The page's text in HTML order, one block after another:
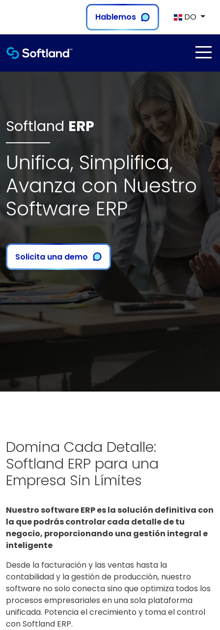
Hablemos DO
Softland ERP
Unifica, Simplifica,
Avanza con Nuestro
Software ERP
Solicita una demo
Domina Cada Detalle:
Softland ERP para una
Empresa Sin Límites
Nuestro software ERP es la solución definitiva con
la que podrás controlar cada detalle de tu
negocio, proporcionando una gestión integral e
inteligente
Desde la facturación y las ventas hasta la
contabilidad y la gestión de producción, nuestro
software no solo conecta sino que optimiza todos los
procesos empresariales en una sola plataforma
unificada. Potencia el crecimiento y toma el control
con Softland ERP.